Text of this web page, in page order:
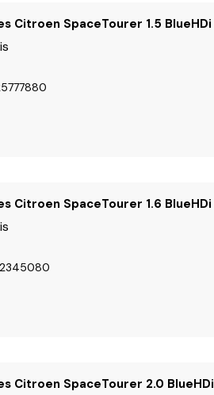
Citroen SpaceTourer 1.5 BlueHDi
Citroen SpaceTourer 1.6 BlueHDi
Citroen SpaceTourer 2.0 BlueHDi